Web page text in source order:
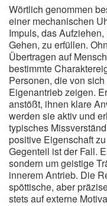
Wörtlich genommen
einer mechanischen
Impuls, das
Gehen, zu erfüllen.
Übertragen auf
bestimmte
Personen, die von
Eigenantrieb zeigen.
anstößt, ihnen klare
werden sie aktiv und
typisches
positive Eigenschaft
Gegenteil ist der Fall.
sondern um geistige
innerem Antrieb. Die
spöttische, aber
stets auf externe